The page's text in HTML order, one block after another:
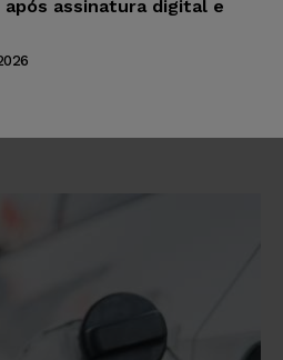
assinatura digital e